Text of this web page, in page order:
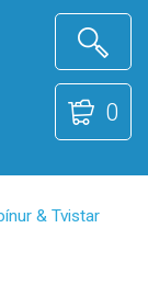
0
& Tvistar